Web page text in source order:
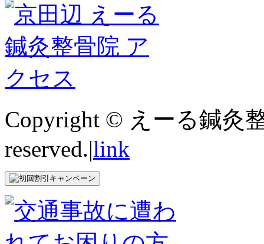
Copyright © えーる鍼灸
reserved.|link